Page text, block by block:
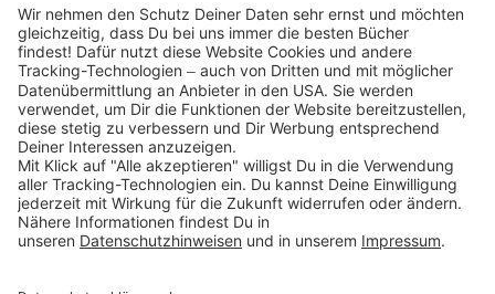
Partnerprogramm (Affiliate)
Folge uns auf
* Versandkostenfrei ab 9,00 € Bestellwert innerhalb
Deutschlands
** Lieferzeit 1-3 Werktage innerhalb Deutschlands